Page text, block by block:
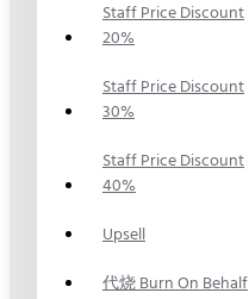
Staff Price Discount
20%
Staff Price Discount
30%
Staff Price Discount
40%
Upsell
代烧 Burn On Behalf